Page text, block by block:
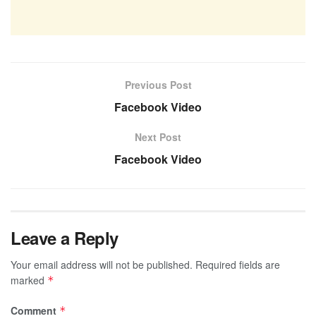
Previous Post
Facebook Video
Next Post
Facebook Video
Leave a Reply
Your email address will not be published. Required fields are
marked *
Comment *